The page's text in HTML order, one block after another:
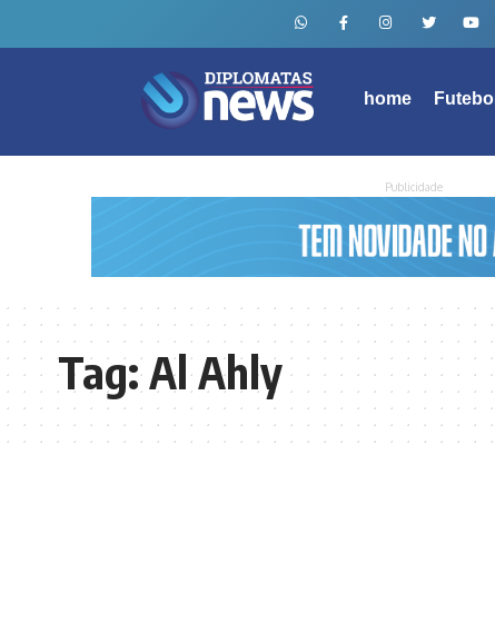
home Futebol
Publicidade
Tag:Al Ahly